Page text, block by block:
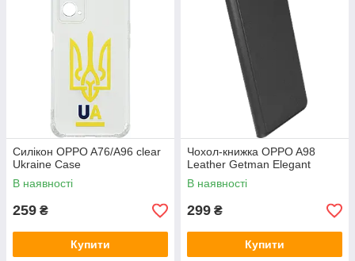
Силікон OPPO A76/A96 clear
Ukraine Case
В наявності
259 ₴
Купити
Чохол-книжка OPPO A98
Leather Getman Elegant
В наявності
299 ₴
Купити